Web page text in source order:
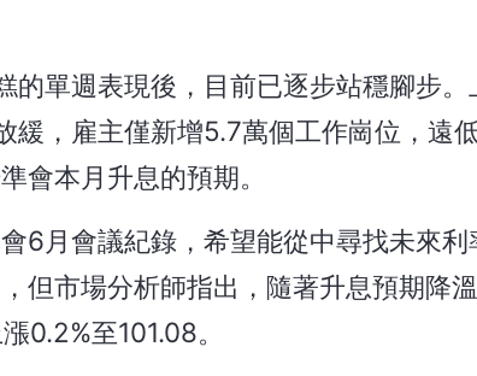
單週表現後，目前已逐步站穩腳步。
，雇主僅新增5.7萬個工作崗位，遠
會本月升息的預期。
6月會議紀錄，希望能從中尋找未來利
但市場分析師指出，隨著升息預期降
0.2%至101.08。